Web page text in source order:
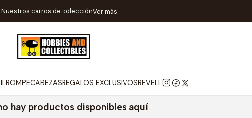
ROMPECABEZASREGALOS EXCLUSIVOSREVELL
Nuestros carros de colecciónVer más
Inicio MARCAS SWAT
SWAT
hay productos disponibles aquí